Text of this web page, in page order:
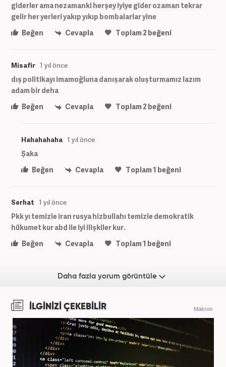
giderler ama nezamanki herşey iyiye gider ozaman tekrar
gelir her yerleri yakıp yıkıp bombalarlar yine
Beğen
Cevapla Toplam2beğeni
Misafir 1 yıl önce
dış politikayı imamoğluna danışarak oluşturmamız lazım
adam bir deha
Beğen
Cevapla Toplam2beğeni
Hahahahaha 1 yıl önce
Şaka
Beğen
Cevapla Toplam1 beğeni
Serhat 1 yıl önce
Pkk yı temizle iran rusya hizbullahı temizle demokratik
hükumet kur abd ile iyi ilişkiler kur.
Beğen
Cevapla Toplam1 beğeni
Daha fazla yorum görüntüle
İLGİNİZİ ÇEKEBİLİR Makroo